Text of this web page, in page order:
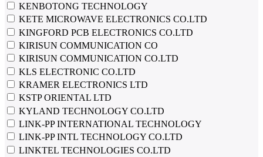
KENBOTONG TECHNOLOGY
KETE MICROWAVE ELECTRONICS CO.LTD
KINGFORD PCB ELECTRONICS CO.LTD
KIRISUN COMMUNICATION CO
KIRISUN COMMUNICATION CO.LTD
KLS ELECTRONIC CO.LTD
KRAMER ELECTRONICS LTD
KSTP ORIENTAL LTD
KYLAND TECHNOLOGY CO.LTD
LINK-PP INTERNATIONAL TECHNOLOGY
LINK-PP INTL TECHNOLOGY CO.LTD
LINKTEL TECHNOLOGIES CO.LTD